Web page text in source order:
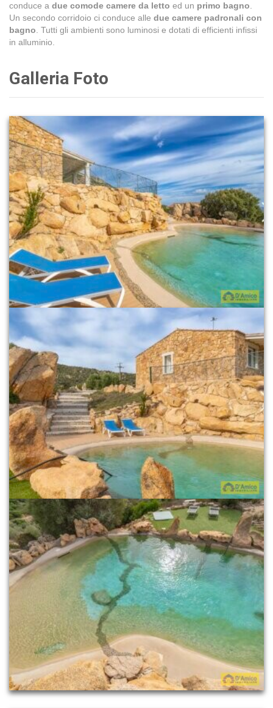
conduce a due comode camere da letto ed un primo bagno.
Un secondo corridoio ci conduce alle due camere padronali con
bagno. Tutti gli ambienti sono luminosi e dotati di efficienti infissi
in alluminio.
Galleria Foto